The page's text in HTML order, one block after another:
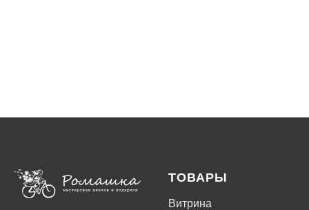
ТОВАРЫ
Витрина